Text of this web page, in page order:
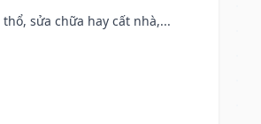
sửa chữa hay cất nhà,...